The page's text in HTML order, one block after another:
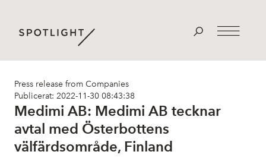
Press release from Companies
Publicerat: 2022-11-30 08:43:38
Medimi AB: Medimi AB tecknar
avtal med Österbottens
välfärdsområde, Finland